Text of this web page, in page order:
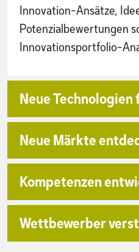
Innovation-Ansätze,
Potenzialbewertungen
Innovationsportfolio-
Neue Technologien
Neue Märkte
Kompetenzen
Wettbewerber